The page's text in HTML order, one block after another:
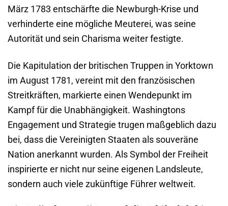
März 1783 entschärfte die Newburgh-Krise und
verhinderte eine mögliche Meuterei, was seine
Autorität und sein Charisma weiter festigte.
Die Kapitulation der britischen Truppen in Yorktown
im August 1781, vereint mit den französischen
Streitkräften, markierte einen Wendepunkt im
Kampf für die Unabhängigkeit. Washingtons
Engagement und Strategie trugen maßgeblich dazu
bei, dass die Vereinigten Staaten als souveräne
Nation anerkannt wurden. Als Symbol der Freiheit
inspirierte er nicht nur seine eigenen Landsleute,
sondern auch viele zukünftige Führer weltweit.